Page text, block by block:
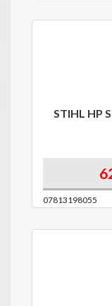
STIHL HP
07813198055